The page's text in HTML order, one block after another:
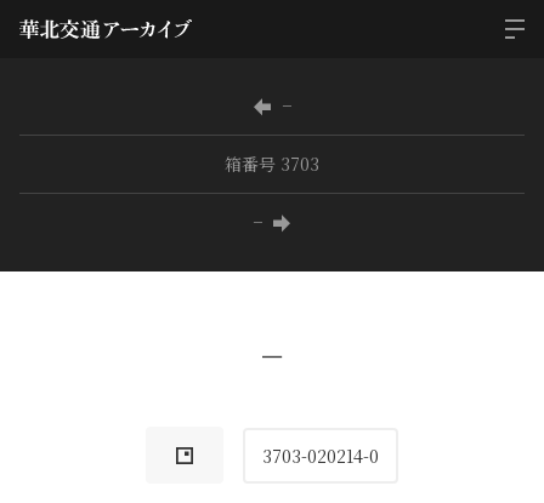
−
箱番号 3703
−
−
3703-020214-0